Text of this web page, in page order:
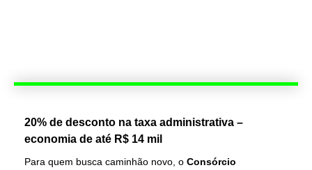
20% de desconto na taxa administrativa –
economia de até R$ 14 mil
Para quem busca caminhão novo, o Consórcio